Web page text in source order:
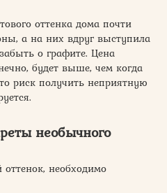
оттенка дома почти
а на них вдруг выступила
о графите. Цена
будет выше, чем когда
риск получить неприятную
необычного
необходимо